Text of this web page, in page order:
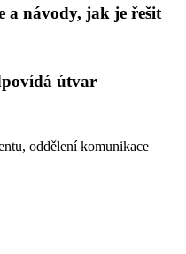
a návody, jak je řešit
útvar
oddělení komunikace